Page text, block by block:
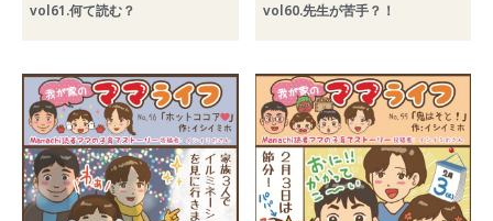
2021年9月
2021年7月
2021年6月
2021年5月
2021年4月
2021年3月
vol61.何て読む？ vol60.先生が苦手？！